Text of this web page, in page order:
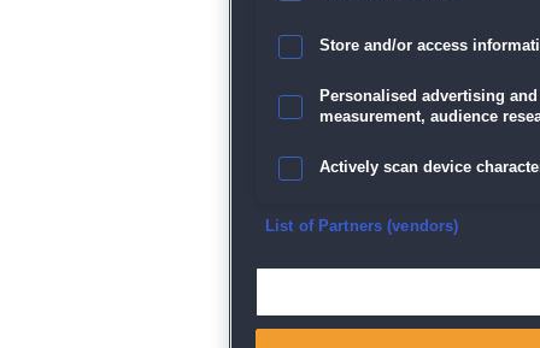
Store and/or access
Personalised advertising
measurement, audience
Actively scan device
Ensure security, prevent
List of Partners (vendors)